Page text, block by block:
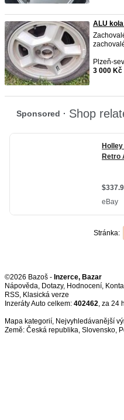
ALU
Plzeň-
3 000 Kč
Stránka:
©2026 Bazoš - Inzerce, Bazar
Nápověda, Dotazy, Hodnocení,
RSS,
Inzeráty Auto celkem: 402462, za 24
Mapa kategorií, Nejvyhledávanější
Země: Česká republika, Slovensko,